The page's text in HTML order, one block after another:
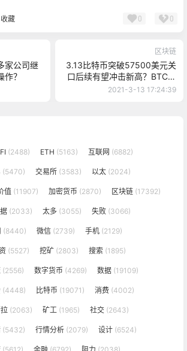
收藏 0 0
家公司继
？
区块链
3.13比特币突破57500美元关
口后续有望冲击新高？BTC最
新行情分析
2021-3-13 17:24:39
(2488) ETH (5163) 互联网 (6882)
(5470) 交易所 (3583) 以太 (2024)
值 (11907) 加密货币 (2870) 区块链 (17392)
(2033) 太多 (3055) 失败 (3066)
(8440) 微信 (2739) 手机 (2129)
(5527) 挖矿 (2803) 搜索 (1895)
(2556) 数字货币 (4269) 数据 (19109)
(4448) 比特币 (19071) 消费 (4002)
(2063) 矿工 (1965) 社交 (2643)
(5432) 行情分析 (2079) 设计 (6524)